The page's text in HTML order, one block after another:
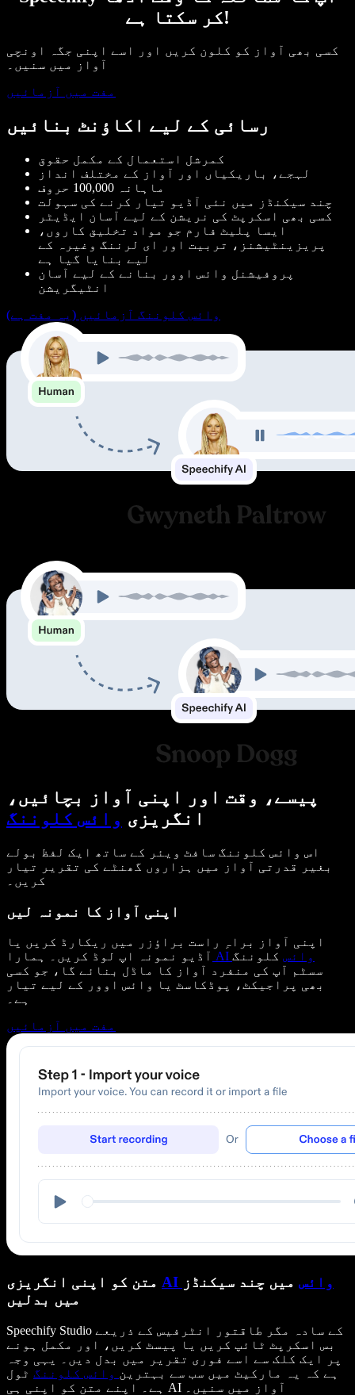
کر سکتا ہے!
کسی بھی آواز کو کلون کریں اور اسے اپنی جگہ اونچی
آواز میں سنیں۔
مفت میں آزمائیں
رسائی کے لیے اکاؤنٹ بنائیں
کمرشل استعمال کے مکمل حقوق
لہجے، باریکیاں اور آواز کے مختلف انداز
ماہانہ 100,000 حروف
چند سیکنڈز میں نئی آڈیو تیار کرنے کی سہولت
کسی بھی اسکرپٹ کی نریشن کے لیے آسان ایڈیٹر
ایسا پلیٹ فارم جو مواد تخلیق کاروں،
پریزینٹیشنز، تربیت اور ای لرننگ وغیرہ کے
لیے بنایا گیا ہے
پروفیشنل وائس اوور بنانے کے لیے آسان
وائس کلوننگ آزمائیں (یہ مفت ہے)
پیسے، وقت اور اپنی آواز بچائیں،
انگریزی وائس کلوننگ
اس وائس کلوننگ سافٹ ویئر کے ساتھ ایک لفظ بولے
بغیر قدرتی آواز میں ہزاروں گھنٹے کی تقریر تیار
کریں۔
اپنی آواز کا نمونہ لیں
اپنی آواز براہِ راست براؤزر میں ریکارڈ کریں یا
آڈیو نمونہ اپ لوڈ کریں۔ ہمارا
AI وائس کلوننگ
سسٹم آپ کی منفرد آواز کا ماڈل بنائے گا، جو کسی
بھی پراجیکٹ، پوڈکاسٹ یا وائس اوور کے لیے تیار
ہے۔
مفت میں آزمائیں
AI وائس میں چند سیکنڈز
میں بدلیں
Speechify Studio کے سادہ مگر طاقتور انٹرفیس کے ذریعے
بس اسکرپٹ ٹائپ کریں یا پیسٹ کریں، اور مکمل ہونے
پر ایک کلک سے اسے فوری تقریر میں بدل دیں۔ یہی وجہ
ہے کہ یہ مارکیٹ میں سب سے بہترین وائس کلوننگ ٹول
ہے۔ اپنے متن کو اپنی ہی AI آواز میں سنیں۔